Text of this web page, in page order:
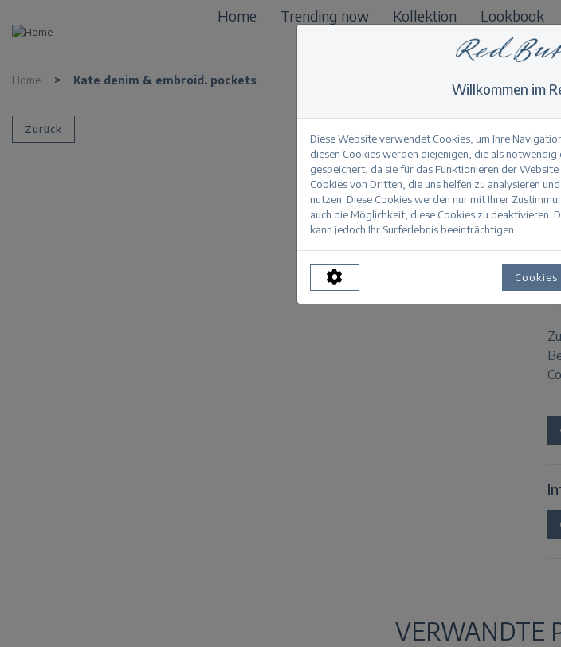
Home Trending now Kollektion Lookbook
B2B
Home > Kate denim & embroid. pockets
Zurück
VERWANDTE
Willkommen im
Diese Website verwendet Cookies, um Ihre
diesen Cookies werden diejenigen, die als
gespeichert, da sie für das Funktionieren der
Cookies von Dritten, die uns helfen zu analysieren
nutzen. Diese Cookies werden nur mit Ihrer
auch die Möglichkeit, diese Cookies zu deaktivieren.
kann jedoch Ihr Surferlebnis beeinträchtigen.